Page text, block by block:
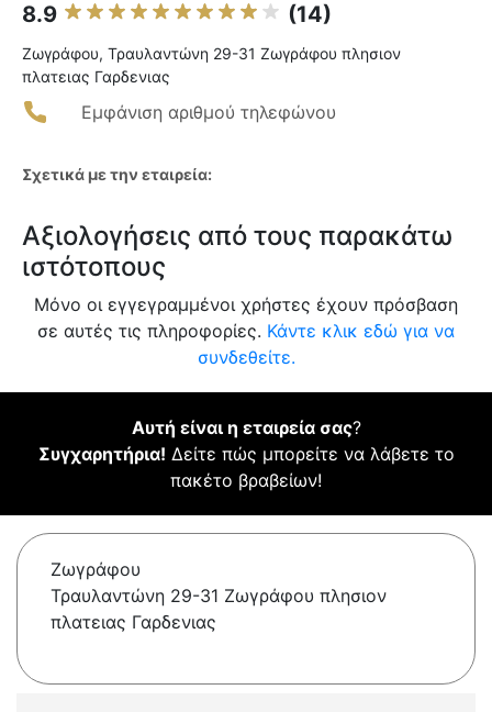
8.9 (14)
Ζωγράφου, Τραυλαντώνη 29-31 Ζωγράφου πλησιον
πλατειας Γαρδενιας
Εμφάνιση αριθμού τηλεφώνου
Σχετικά με την εταιρεία:
Αξιολογήσεις από τους παρακάτω
ιστότοπους
Μόνο οι εγγεγραμμένοι χρήστες έχουν πρόσβαση
σε αυτές τις πληροφορίες. Κάντε κλικ εδώ για να
συνδεθείτε.
Αυτή είναι η εταιρεία σας?
Συγχαρητήρια! Δείτε πώς μπορείτε να λάβετε το
πακέτο βραβείων!
Ζωγράφου
Τραυλαντώνη 29-31 Ζωγράφου πλησιον
πλατειας Γαρδενιας